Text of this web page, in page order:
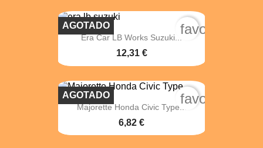
Era Car LB Works Suzuki...
12,31 €
AGOTADO
Majorette Honda Civic Type...
6,82 €
AGOTADO